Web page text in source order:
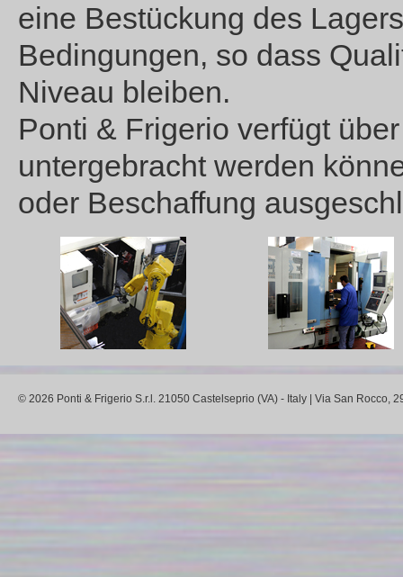
eine Bestückung des
Bedingungen, so dass
Niveau bleiben.
Ponti & Frigerio verfügt
untergebracht werden
oder Beschaffung
© 2026 Ponti & Frigerio S.r.l. 21050 Castelseprio (VA) - Italy | Via San Rocco,